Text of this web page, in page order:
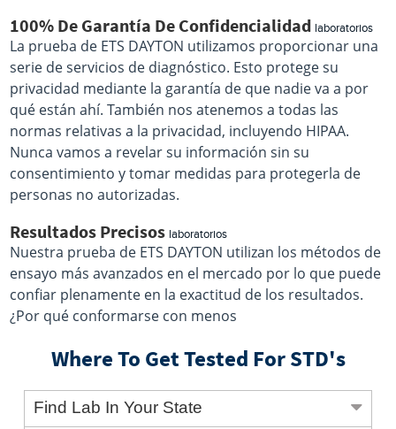
100% De Garantía De Confidencialidad laboratorios
La prueba de ETS DAYTON utilizamos proporcionar una
serie de servicios de diagnóstico. Esto protege su
privacidad mediante la garantía de que nadie va a por
qué están ahí. También nos atenemos a todas las
normas relativas a la privacidad, incluyendo HIPAA.
Nunca vamos a revelar su información sin su
consentimiento y tomar medidas para protegerla de
personas no autorizadas.
Resultados Precisos laboratorios
Nuestra prueba de ETS DAYTON utilizan los métodos de
ensayo más avanzados en el mercado por lo que puede
confiar plenamente en la exactitud de los resultados.
¿Por qué conformarse con menos
Where To Get Tested For STD's
Find Lab In Your State